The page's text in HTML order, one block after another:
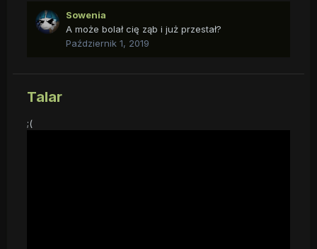
Sowenia
A może bolał cię ząb i już przestał?
Październik 1, 2019
Talar
;(